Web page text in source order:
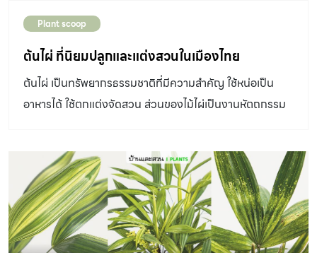
Plant scoop
ต้นไผ่ ที่นิยมปลูกและแต่งสวนในเมืองไทย
ต้นไผ่ เป็นทรัพยากรธรรมชาติที่มีความสำคัญ ใช้หน่อเป็น
อาหารได้ ใช้ตกแต่งจัดสวน ส่วนของไม้ไผ่เป็นงานหัตถกรรม